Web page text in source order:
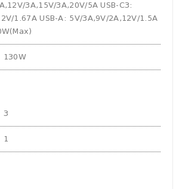
3A,15V/3A,20V/5A USB-C3:
1.67A USB-A: 5V/3A,9V/2A,12V/1.5A
130W
3
1